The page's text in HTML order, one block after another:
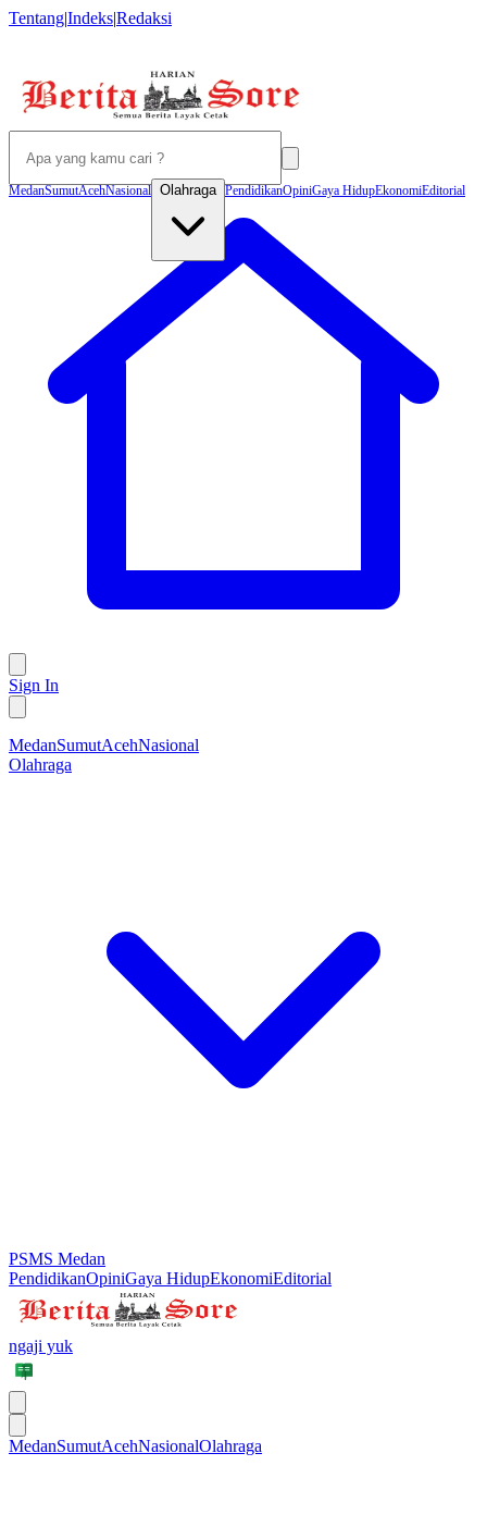
Tentang|Indeks|Redaksi
MedanSumutAcehNasional Olahraga PendidikanOpiniGaya HidupEkonomiEditorial
Sign In
MedanSumutAcehNasional
Olahraga
PSMS Medan
PendidikanOpiniGaya HidupEkonomiEditorial
ngaji yuk
MedanSumutAcehNasionalOlahraga